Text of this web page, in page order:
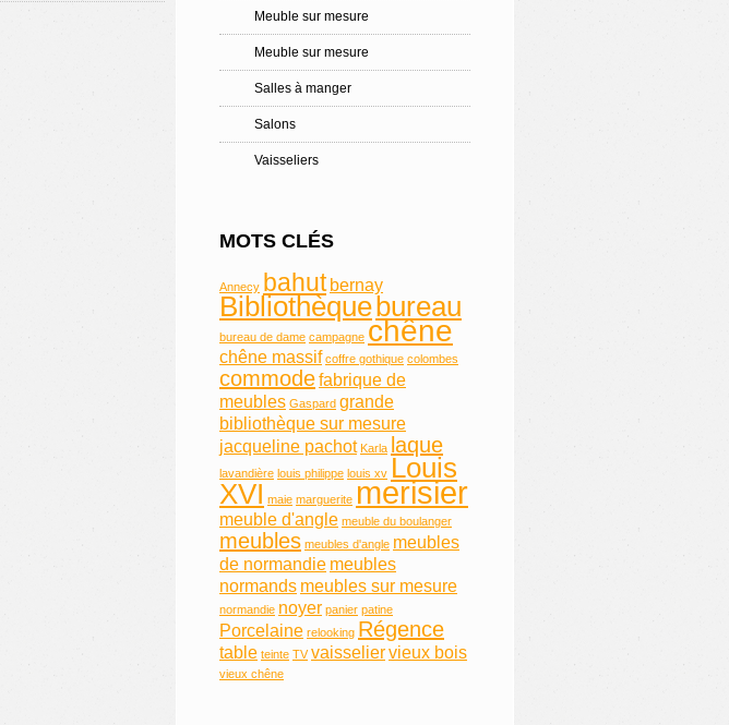
Meuble sur mesure
Meuble sur mesure
Salles à manger
Salons
Vaisseliers
MOTS CLÉS
Annecy bahut bernay
Bibliothèque bureau
bureau de dame campagne chêne
chêne massif coffre gothique colombes
commodefabrique de
meubles Gaspard grande
bibliothèque sur mesure
jacqueline pachot Karla laque
lavandière louis philippe louis xv Louis
XVI maie marguerite merisier
meuble d'angle meuble du boulanger
meubles meubles d'angle meubles
de normandie meubles
normands meubles sur mesure
normandie noyer panier patine
Porcelaine relooking Régence
table teinte TV vaisseliervieux bois
vieux chêne